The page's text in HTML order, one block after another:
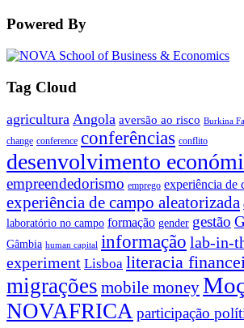
Powered By
Tag Cloud
agricultura Angola aversão ao risco Burkina
change conference conferências conflito
desenvolvimento
empreendedorismo emprego experiência de
experiência de campo aleatorizada
laboratório no campo formação gender gestão
Gâmbia human capital informação lab-in-
experiment Lisboa literacia
migrações mobile money
NOVAFRICAparticipação